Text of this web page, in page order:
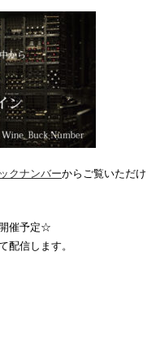
クナンバーからご覧いただけ
催予定☆
配信します。